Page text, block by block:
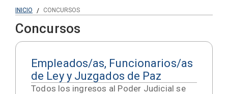
INICIO / CONCURSOS
Concursos
Empleados/as, Funcionarios/as
de Ley y Juzgados de Paz
Todos los ingresos al Poder Judicial se